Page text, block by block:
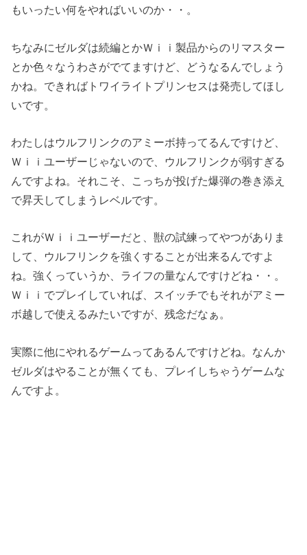
もいったい何をやればいいのか・・。
ちなみにゼルダは続編とかＷｉｉ製品からのリマスター
とか色々なうわさがでてますけど、どうなるんでしょう
かね。できればトワイライトプリンセスは発売してほし
いです。
わたしはウルフリンクのアミーボ持ってるんですけど、
Ｗｉｉユーザーじゃないので、ウルフリンクが弱すぎる
んですよね。それこそ、こっちが投げた爆弾の巻き添え
で昇天してしまうレベルです。
これがＷｉｉユーザーだと、獣の試練ってやつがありま
して、ウルフリンクを強くすることが出来るんですよ
ね。強くっていうか、ライフの量なんですけどね・・。
Ｗｉｉでプレイしていれば、スイッチでもそれがアミー
ボ越しで使えるみたいですが、残念だなぁ。
実際に他にやれるゲームってあるんですけどね。なんか
ゼルダはやることが無くても、プレイしちゃうゲームな
んですよ。